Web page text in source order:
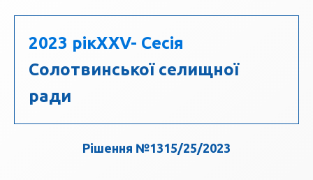
2023 рікХХV- Сесія
Солотвинської селищної
ради
Рішення №1315/25/2023